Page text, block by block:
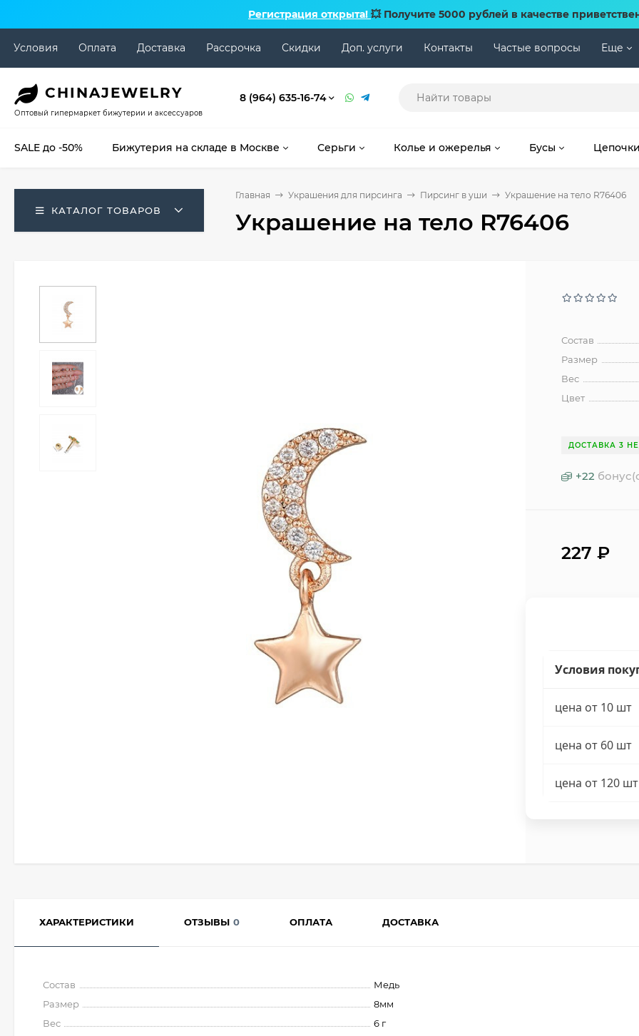
Регистрация открыта! 💥 Получите 5000 рублей в качестве
Условия Оплата Доставка Рассрочка Скидки Доп. услуги Контакты Частые вопросы Еще
CHINAJEWELRY
Оптовый гипермаркет бижутерии и аксессуаров
8 (964) 635-16-74
SALE до -50% Бижутерия на складе в Москве Серьги Колье и ожерелья Бусы Цепочки
КАТАЛОГ ТОВАРОВ
Главная Украшения для пирсинга Пирсинг в уши Украшение на тело R76406
Украшение на тело R76406
Состав
Размер
Вес
Цвет
ДОСТАВКА 3
+22
227₽
Условия
цена от 10 шт
цена от 60 шт
цена от 120 шт
ХАРАКТЕРИСТИКИ ОТЗЫВЫ 0 ОПЛАТА ДОСТАВКА
Состав
Медь
Размер
8мм
Вес
6 г